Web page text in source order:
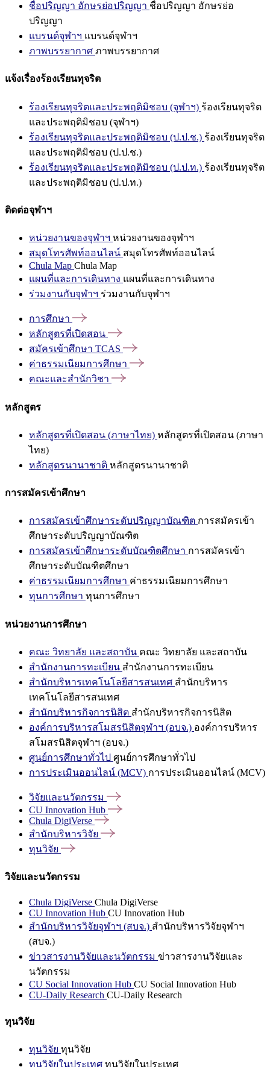
ชื่อปริญญา อักษรย่อปริญญา ชื่อปริญญา อักษรย่อ
ปริญญา
แบรนด์จุฬาฯ แบรนด์จุฬาฯ
ภาพบรรยากาศ ภาพบรรยากาศ
แจ้งเรื่องร้องเรียนทุจริต
ร้องเรียนทุจริตและประพฤติมิชอบ (จุฬาฯ) ร้องเรียนทุจริต
และประพฤติมิชอบ (จุฬาฯ)
ร้องเรียนทุจริตและประพฤติมิชอบ (ป.ป.ช.) ร้องเรียนทุจริต
และประพฤติมิชอบ (ป.ป.ช.)
ร้องเรียนทุจริตและประพฤติมิชอบ (ป.ป.ท.) ร้องเรียนทุจริต
และประพฤติมิชอบ (ป.ป.ท.)
ติดต่อจุฬาฯ
หน่วยงานของจุฬาฯ หน่วยงานของจุฬาฯ
สมุดโทรศัพท์ออนไลน์ สมุดโทรศัพท์ออนไลน์
Chula Map Chula Map
แผนที่และการเดินทาง แผนที่และการเดินทาง
ร่วมงานกับจุฬาฯ ร่วมงานกับจุฬาฯ
การศึกษา
หลักสูตรที่เปิดสอน
สมัครเข้าศึกษา TCAS
ค่าธรรมเนียมการศึกษา
คณะและสำนักวิชา
หลักสูตร
หลักสูตรที่เปิดสอน (ภาษาไทย) หลักสูตรที่เปิดสอน (ภาษา
ไทย)
หลักสูตรนานาชาติ หลักสูตรนานาชาติ
การสมัครเข้าศึกษา
การสมัครเข้าศึกษาระดับปริญญาบัณฑิต การสมัครเข้า
ศึกษาระดับปริญญาบัณฑิต
การสมัครเข้าศึกษาระดับบัณฑิตศึกษา การสมัครเข้า
ศึกษาระดับบัณฑิตศึกษา
ค่าธรรมเนียมการศึกษา ค่าธรรมเนียมการศึกษา
ทุนการศึกษา ทุนการศึกษา
หน่วยงานการศึกษา
คณะ วิทยาลัย และสถาบัน คณะ วิทยาลัย และสถาบัน
สำนักงานการทะเบียน สำนักงานการทะเบียน
สำนักบริหารเทคโนโลยีสารสนเทศ สำนักบริหาร
เทคโนโลยีสารสนเทศ
สำนักบริหารกิจการนิสิต สำนักบริหารกิจการนิสิต
องค์การบริหารสโมสรนิสิตจุฬาฯ (อบจ.) องค์การบริหาร
สโมสรนิสิตจุฬาฯ (อบจ.)
ศูนย์การศึกษาทั่วไป ศูนย์การศึกษาทั่วไป
การประเมินออนไลน์ (MCV) การประเมินออนไลน์ (MCV)
วิจัยและนวัตกรรม
CU Innovation Hub
Chula DigiVerse
สำนักบริหารวิจัย
ทุนวิจัย
วิจัยและนวัตกรรม
Chula DigiVerse Chula DigiVerse
CU Innovation Hub CU Innovation Hub
สำนักบริหารวิจัยจุฬาฯ (สบจ.) สำนักบริหารวิจัยจุฬาฯ
(สบจ.)
ข่าวสารงานวิจัยและนวัตกรรม ข่าวสารงานวิจัยและ
นวัตกรรม
CU Social Innovation Hub CU Social Innovation Hub
CU-Daily Research CU-Daily Research
ทุนวิจัย
ทุนวิจัย ทุนวิจัย
ทุนวิจัยในประเทศ ทุนวิจัยในประเทศ